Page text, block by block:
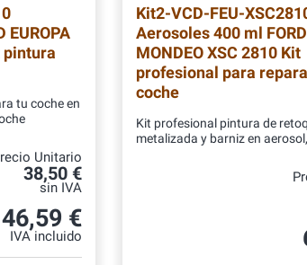
EUROPA
pintura
tu coche en
Unitario
38,50 €
sin IVA
46,59 €
IVA incluido
Kit2-VCD-FEU-
Aerosoles 400 ml FORD
MONDEO XSC 2810 Kit
profesional para
coche
Kit profesional pintura de
metalizada y barniz en